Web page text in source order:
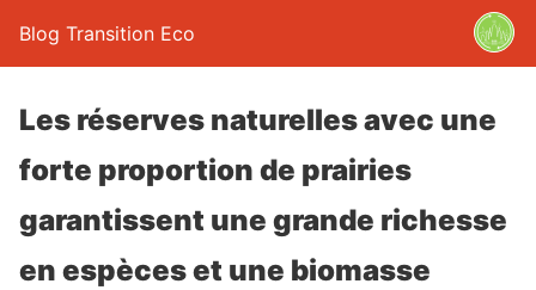
Blog Transition Eco
Les réserves naturelles avec une
forte proportion de prairies
garantissent une grande richesse
en espèces et une biomasse